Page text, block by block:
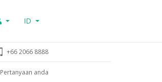
ID
+66 2066 8888
Pertanyaan anda